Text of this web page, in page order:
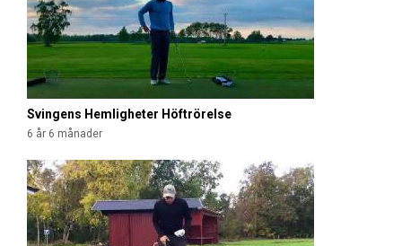
Svingens Hemligheter Höftrörelse
6 år 6 månader